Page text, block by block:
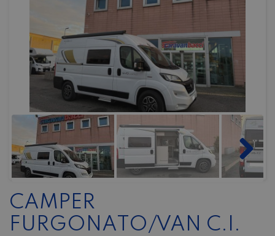
PER I
NOLEGGI DI SETTEMBRE
CAMPER
FURGONATO/VAN C.I.